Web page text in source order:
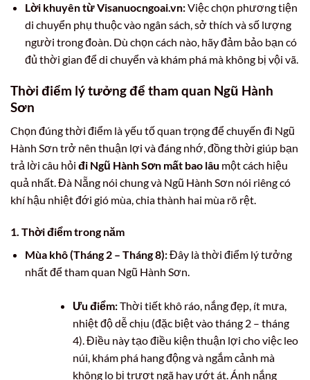
Lời khuyên từ Visanuocngoai.vn:Việc chọn phương tiện
di chuyển phụ thuộc vào ngân sách, sở thích và số lượng
người trong đoàn. Dù chọn cách nào, hãy đảm bảo bạn có
đủ thời gian để di chuyển và khám phá mà không bị vội vã.
Thời điểm lý tưởng để tham quan Ngũ Hành
Sơn
Chọn đúng thời điểm là yếu tố quan trọng để chuyến đi Ngũ
Hành Sơn trở nên thuận lợi và đáng nhớ, đồng thời giúp bạn
trả lời câu hỏi đi Ngũ Hành Sơn mất bao lâu một cách hiệu
quả nhất. Đà Nẵng nói chung và Ngũ Hành Sơn nói riêng có
khí hậu nhiệt đới gió mùa, chia thành hai mùa rõ rệt.
1. Thời điểm trong năm
Mùa khô (Tháng 2 – Tháng 8):Đây là thời điểm lý tưởng
nhất để tham quan Ngũ Hành Sơn.
Ưu điểm:Thời tiết khô ráo, nắng đẹp, ít mưa,
nhiệt độ dễ chịu (đặc biệt vào tháng 2 – tháng
4). Điều này tạo điều kiện thuận lợi cho việc leo
núi, khám phá hang động và ngắm cảnh mà
không lo bị trượt ngã hay ướt át. Ánh nắng